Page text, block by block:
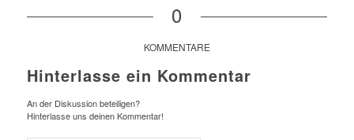
0
KOMMENTARE
Hinterlasse ein Kommentar
An der Diskussion beteiligen?
Hinterlasse uns deinen Kommentar!